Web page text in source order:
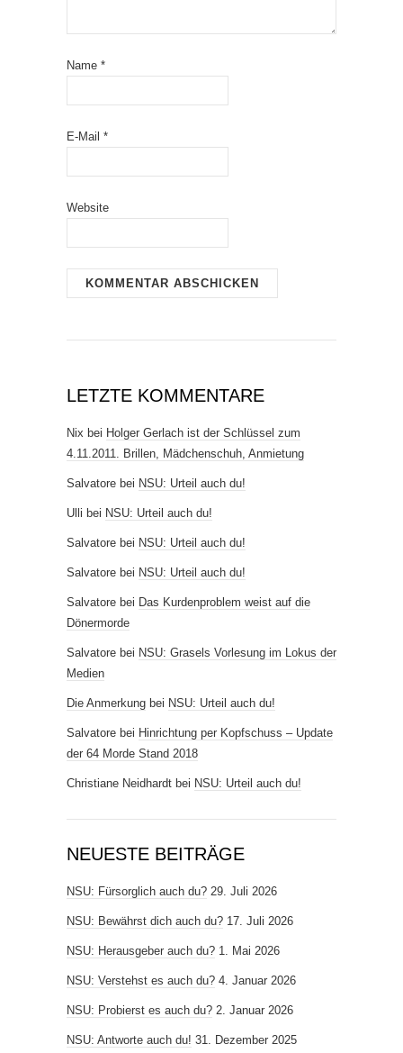
Name *
E-Mail *
Website
LETZTE KOMMENTARE
Nix bei Holger Gerlach ist der Schlüssel zum
4.11.2011. Brillen, Mädchenschuh, Anmietung
Salvatore bei NSU: Urteil auch du!
Ulli bei NSU: Urteil auch du!
Salvatore bei NSU: Urteil auch du!
Salvatore bei NSU: Urteil auch du!
Salvatore bei Das Kurdenproblem weist auf die
Dönermorde
Salvatore bei NSU: Grasels Vorlesung im Lokus der
Medien
Die Anmerkung bei NSU: Urteil auch du!
Salvatore bei Hinrichtung per Kopfschuss – Update
der 64 Morde Stand 2018
Christiane Neidhardt bei NSU: Urteil auch du!
NEUESTE BEITRÄGE
NSU: Fürsorglich auch du? 29. Juli 2026
NSU: Bewährst dich auch du? 17. Juli 2026
NSU: Herausgeber auch du? 1. Mai 2026
NSU: Verstehst es auch du? 4. Januar 2026
NSU: Probierst es auch du? 2. Januar 2026
NSU: Antworte auch du! 31. Dezember 2025